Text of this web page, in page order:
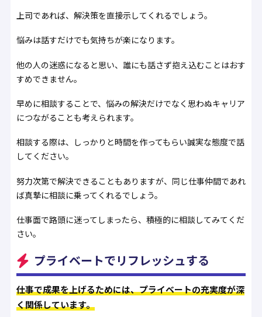
上司であれば、解決策を直接示してくれるでしょう。
悩みは話すだけでも気持ちが楽になります。
他の人の迷惑になると思い、誰にも話さず抱え込むことはおす
すめできません。
早めに相談することで、悩みの解決だけでなく思わぬキャリア
につながることも考えられます。
相談する際は、しっかりと時間を作ってもらい誠実な態度で話
してください。
努力次第で解決できることもありますが、同じ仕事仲間であれ
ば真摯に相談に乗ってくれるでしょう。
仕事面で路頭に迷ってしまったら、積極的に相談してみてくだ
さい。
プライベートでリフレッシュする
仕事で成果を上げるためには、プライベートの充実度が深
く関係しています。